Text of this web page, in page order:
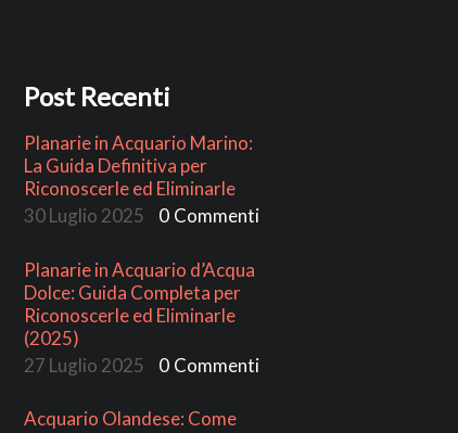
Post Recenti
Planarie in Acquario Marino:
La Guida Definitiva per
Riconoscerle ed Eliminarle
30 Luglio 2025
0 Commenti
Planarie in Acquario d’Acqua
Dolce: Guida Completa per
Riconoscerle ed Eliminarle
(2025)
27 Luglio 2025
0 Commenti
Acquario Olandese: Come